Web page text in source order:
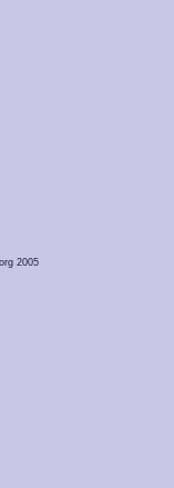
2005